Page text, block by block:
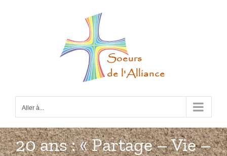
Aller à...
20 ans : « Partage – Vie –